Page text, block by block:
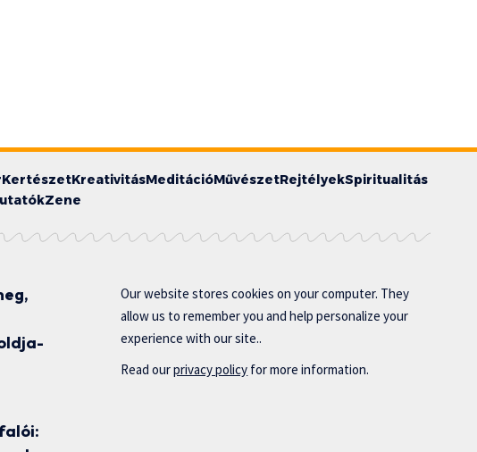
KertészetKreativitásMeditációMűvészetRejtélyekSpiritualitás
Zene
Our website stores cookies on your computer. They
allow us to remember you and help personalize your
experience with our site..
Read ourprivacy policy for more information.